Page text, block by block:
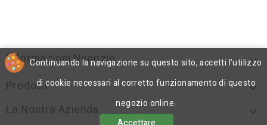
Informazioni Negozio 
Prodotti 
La Nostra Azienda 
Continuando la navigazione su questo sito, accetti l’utilizzo
di cookie necessari al corretto funzionamento di questo
negozio online.